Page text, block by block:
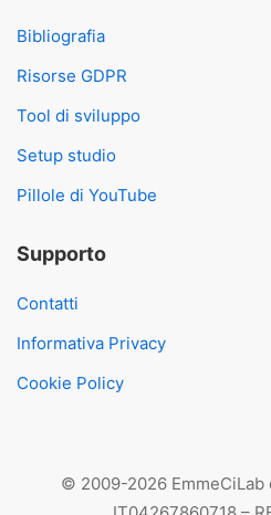
Bibliografia
Risorse GDPR
Tool di sviluppo
Setup studio
Pillole di YouTube
Supporto
Contatti
Informativa Privacy
Cookie Policy
© 2009-2026 EmmeCiLab